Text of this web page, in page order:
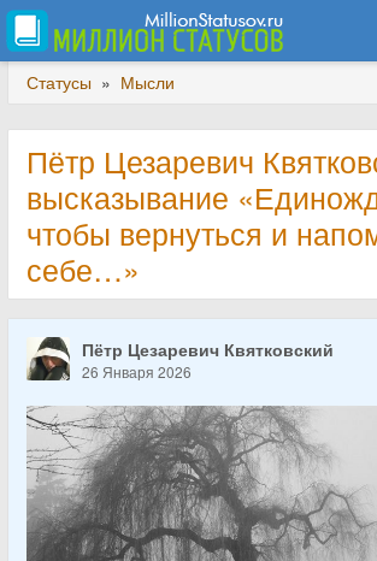
Статусы » Мысли
Пётр Цезаревич
высказывание
чтобы вернуться и
себе…»
Пётр Цезаревич Квятковский
26 Января 2026